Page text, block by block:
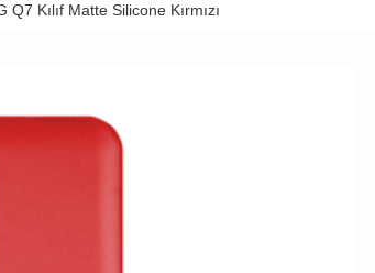
Q7 Kılıf Matte Silicone Kırmızı